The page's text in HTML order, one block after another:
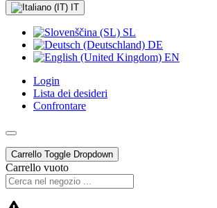
IT
SL
DE
EN
Login
Lista dei desideri
Confrontare
Carrello Toggle Dropdown
Carrello vuoto